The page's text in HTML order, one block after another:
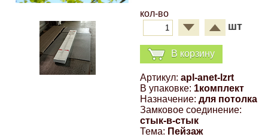
кол-во
шт
В корзину
Артикул: apl-anet-lzrt
В упаковке: 1комплект
Назначение: для потолка
Замковое соединение:
стык-в-стык
Тема: Пейзаж
Компрессионные фитинги Poliext
Hyundai
Флуоресцентные краски
Шпатлевки, штукатурки
Эмали универсальные акриловые
Магнитные панели на холодильник